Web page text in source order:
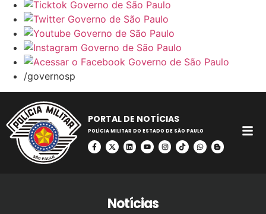
/governosp
PORTAL DE NOTÍCIAS
POLÍCIA MILITAR DO ESTADO DE SÃO PAULO
Notícias